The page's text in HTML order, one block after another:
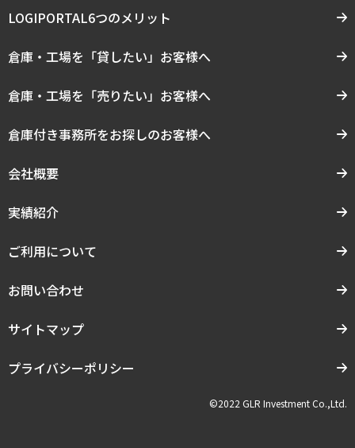
LOGIPORTAL6つのメリット
倉庫・工場を「貸したい」お客様へ
倉庫・工場を「売りたい」お客様へ
倉庫付き事務所をお探しのお客様へ
会社概要
実績紹介
ご利用について
お問い合わせ
サイトマップ
プライバシーポリシー
©2022 GLR Investment Co.,Ltd.